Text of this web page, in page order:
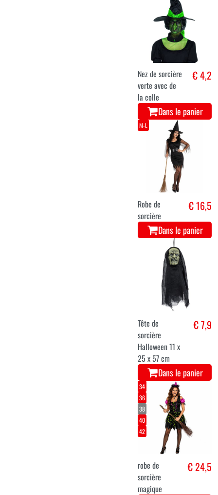
Nez de sorcière
verte avec de
la colle
€ 4,2
Dans le panier
M-L
Robe de
sorcière
€ 16,5
Dans le panier
Tête de
sorcière
Halloween 11 x
25 x 57 cm
€ 7,9
Dans le panier
34
36
38
40
42
robe de
sorcière
magique
€ 24,5